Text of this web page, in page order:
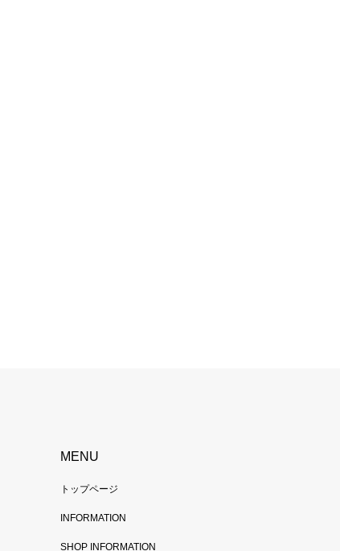
MENU
トップページ
INFORMATION
SHOP INFORMATION